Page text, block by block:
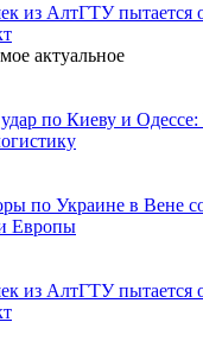
из АлтГТУ пытается
актуальное
по Киеву и Одессе:
по Украине в Вене
Европы
из АлтГТУ пытается